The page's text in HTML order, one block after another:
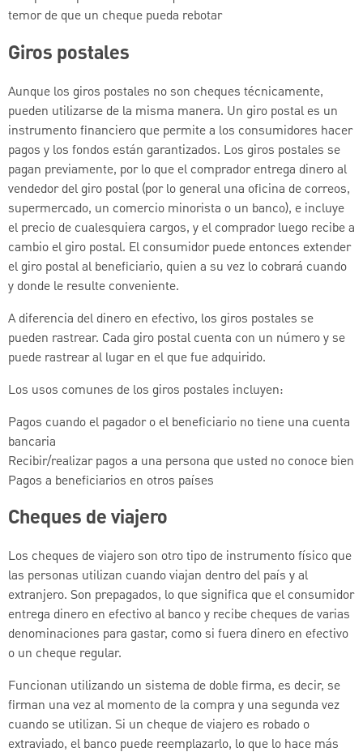
temor de que un cheque pueda rebotar
Giros postales
Aunque los giros postales no son cheques técnicamente,
pueden utilizarse de la misma manera. Un giro postal es un
instrumento financiero que permite a los consumidores hacer
pagos y los fondos están garantizados. Los giros postales se
pagan previamente, por lo que el comprador entrega dinero al
vendedor del giro postal (por lo general una oficina de correos,
supermercado, un comercio minorista o un banco), e incluye
el precio de cualesquiera cargos, y el comprador luego recibe a
cambio el giro postal. El consumidor puede entonces extender
el giro postal al beneficiario, quien a su vez lo cobrará cuando
y donde le resulte conveniente.
A diferencia del dinero en efectivo, los giros postales se
pueden rastrear. Cada giro postal cuenta con un número y se
puede rastrear al lugar en el que fue adquirido.
Los usos comunes de los giros postales incluyen:
Pagos cuando el pagador o el beneficiario no tiene una cuenta
bancaria
Recibir/realizar pagos a una persona que usted no conoce bien
Pagos a beneficiarios en otros países
Cheques de viajero
Los cheques de viajero son otro tipo de instrumento físico que
las personas utilizan cuando viajan dentro del país y al
extranjero. Son prepagados, lo que significa que el consumidor
entrega dinero en efectivo al banco y recibe cheques de varias
denominaciones para gastar, como si fuera dinero en efectivo
o un cheque regular.
Funcionan utilizando un sistema de doble firma, es decir, se
firman una vez al momento de la compra y una segunda vez
cuando se utilizan. Si un cheque de viajero es robado o
extraviado, el banco puede reemplazarlo, lo que lo hace más